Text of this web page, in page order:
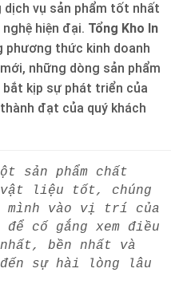
vụ sản phẩm tốt nhất
hiện đại. Tổng Kho In
phương thức kinh doanh
những dòng sản phẩm
kịp sự phát triển của
đạt của quý khách
sản phẩm chất
liệu tốt, chúng
mình vào vị trí của
để cố gắng xem điều
bền nhất và
đến sự hài lòng lâu